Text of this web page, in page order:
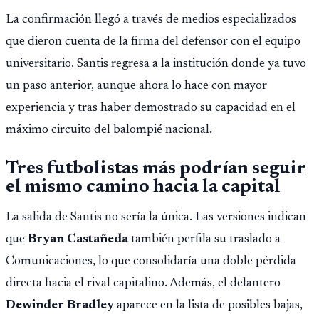
La confirmación llegó a través de medios especializados
que dieron cuenta de la firma del defensor con el equipo
universitario. Santis regresa a la institución donde ya tuvo
un paso anterior, aunque ahora lo hace con mayor
experiencia y tras haber demostrado su capacidad en el
máximo circuito del balompié nacional.
Tres futbolistas más podrían seguir
el mismo camino hacia la capital
La salida de Santis no sería la única. Las versiones indican
que Bryan Castañedatambién perfila su traslado a
Comunicaciones, lo que consolidaría una doble pérdida
directa hacia el rival capitalino. Además, el delantero
Dewinder Bradley aparece en la lista de posibles bajas,